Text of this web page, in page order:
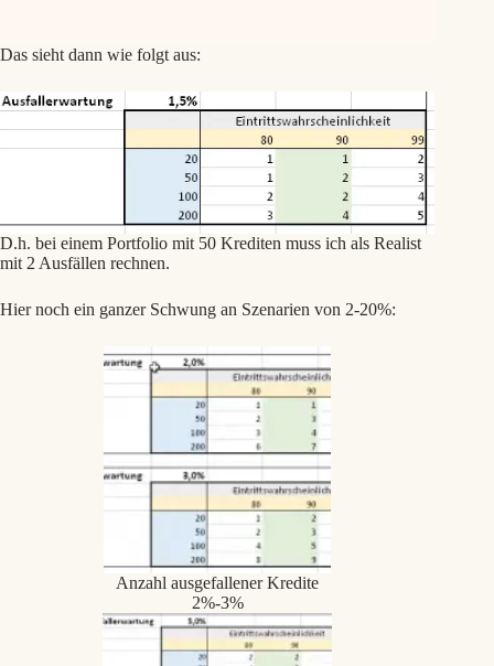
Das sieht dann wie folgt aus:
D.h. bei einem Portfolio mit 50 Krediten muss ich als Realist
mit 2 Ausfällen rechnen.
Hier noch ein ganzer Schwung an Szenarien von 2-20%:
Anzahl ausgefallener Kredite
2%-3%